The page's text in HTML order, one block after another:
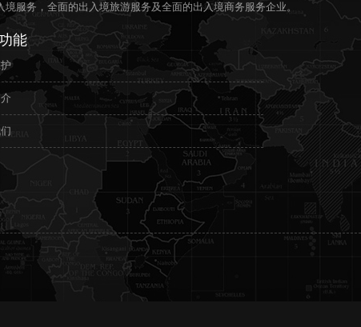
服务，全面的出入境旅游服务及全面的出入境商务服务企业。
能